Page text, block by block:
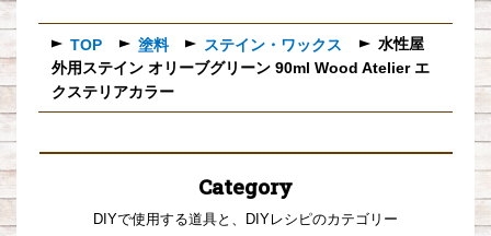
TOP 塗料 ステイン・ワックス
水性屋
外用ステイン オリーブグリーン 90ml Wood Atelier エ
クステリアカラー
Category
DIYで使用する道具と、DIYレシピのカテゴリー